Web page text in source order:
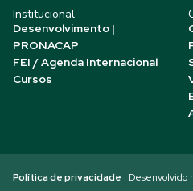
Institucional
Desenvolvimento |
PRONACAP
FEI / Agenda Internacional
Cursos
Política de privacidade Desenvolvido